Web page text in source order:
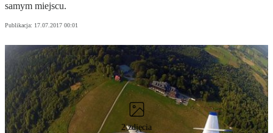
samym miejscu.
Publikacja: 17.07.2017 00:01
2 zdjęcia